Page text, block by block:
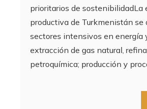
prioritarios de sostenibilidadLa
productiva de Turkmenistán se
sectores intensivos en energía
extracción de gas natural,
petroquímica; producción y